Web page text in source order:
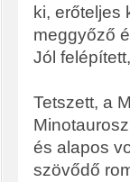
ki, erőteljes
meggyőző
Jól
Tetszett, a
és alapos
szövődő